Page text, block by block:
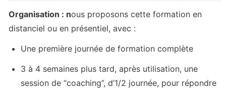
Organisation : nous proposons cette formation en
distanciel ou en présentiel, avec :
Une première journée de formation complète
3 à 4 semaines plus tard, après utilisation, une
session de “coaching”, d’1/2 journée, pour répondre